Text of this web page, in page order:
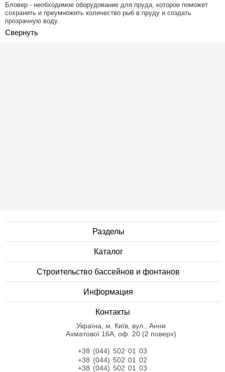
Бловер - необходимое оборудование для пруда, которое поможет
сохранить и преумножить количество рыб в пруду и создать
прозрачную воду.
Разделы
Каталог
Строительство бассейнов и фонтанов
Информация
Контакты
Українa, м. Київ, вул., Анни
Ахматової 16А, оф. 20 (2 поверх)
+38 (044) 502 01 03
+38 (044) 502 01 02
+38 (044) 502 01 03